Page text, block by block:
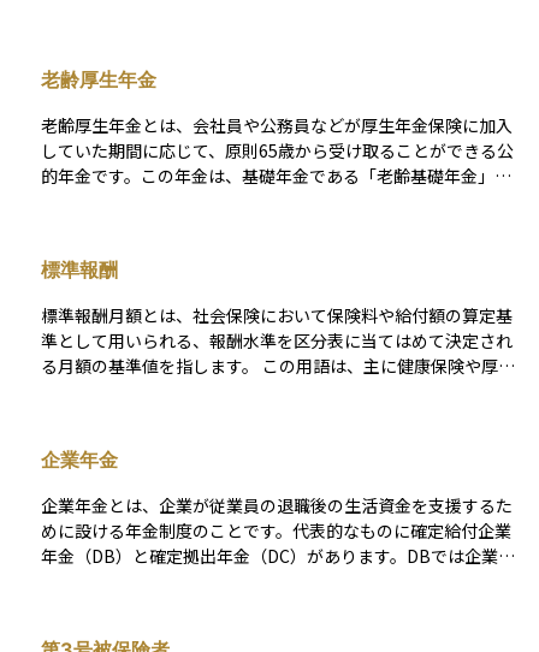
て70歳未満の従業員が対象で、加入・脱退や保険料の納付、記
録管理は日本年金機構が行っています。老後の年金だけでな
く、障害年金や遺族年金なども含む包括的な保障があり、給与
収入がある人にとっては、生活保障の中心となる制度です。
老齢厚生年金
老齢厚生年金とは、会社員や公務員などが厚生年金保険に加入
していた期間に応じて、原則65歳から受け取ることができる公
的年金です。この年金は、基礎年金である「老齢基礎年金」に
定の要件を満たせば、配偶者などに加算される「加給年金」も
含まれることがあります。老後の生活をより安定させるための
重要な柱となる年金です。
標準報酬
標準報酬月額とは、社会保険において保険料や給付額の算定基
準として用いられる、報酬水準を区分表に当てはめて決定され
る月額の基準値を指します。 この用語は、主に健康保険や厚生
計算に使うと制度運用が複雑になります。そこで、一定期間の
報酬をもとに区分化された等級に当てはめ、標準化された月額
として扱う仕組みが採られています。この標準化された数値
が、制度上の計算の起点になります。 実務や情報収集の場面で
は、「給与明細に書かれている金額」と「標準報酬月額」が同
りません。通勤手当や各種手当を含めた報酬の扱い方や、区分
企業年金
企業年金とは、企業が従業員の退職後の生活資金を支援するた
めに設ける年金制度のことです。代表的なものに確定給付企業
年金（DB）と確定拠出年金（DC）があります。DBでは企業が